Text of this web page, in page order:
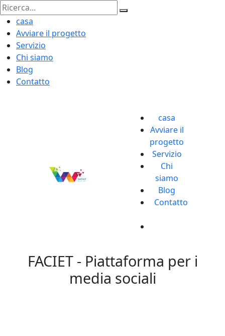
casa
Avviare il progetto
Servizio
Chi siamo
Blog
Contatto
casa
Avviare il
progetto
Servizio
Chi
siamo
Blog
Contatto
FACIET - Piattaforma per i
media sociali